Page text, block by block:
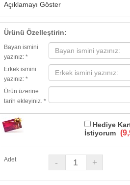
Açıklamayı Göster
Ürünü Özelleştirin:
Bayan ismini
yazınız: *
Erkek ismini
yazınız: *
Ürün üzerine
tarih ekleyiniz. *
Hediye
İstiyorum
Adet